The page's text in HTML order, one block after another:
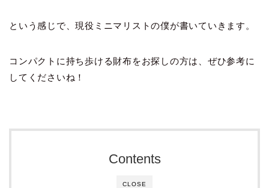
という感じで、現役ミニマリストの僕が書いていきます。
コンパクトに持ち歩ける財布をお探しの方は、ぜひ参考に
してくださいね！
CLOSE
Contents